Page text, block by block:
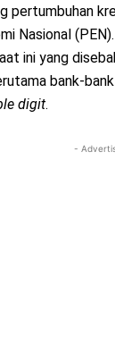
pertumbuhan
Nasional
ini yang
bank-
digit.
-